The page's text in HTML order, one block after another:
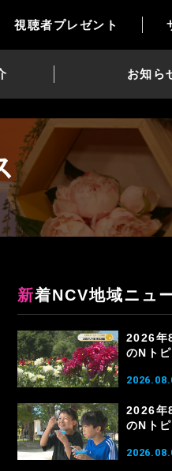
視聴者プレゼント
お知ら
新着NCV地域ニュ
2026年
のNトピ
2026年
のNトピ